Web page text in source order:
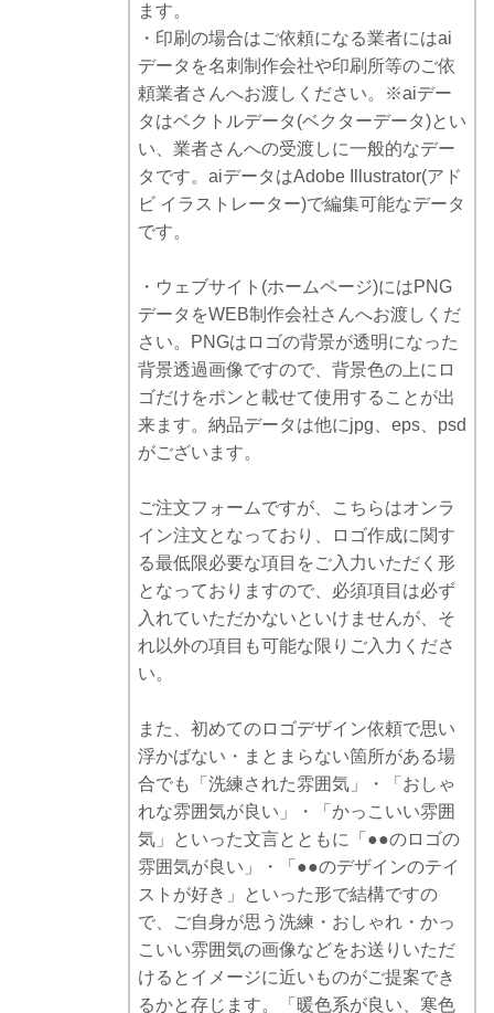
ます。
・印刷の場合はご依頼になる業者にはai
データを名刺制作会社や印刷所等のご依
頼業者さんへお渡しください。※aiデー
タはベクトルデータ(ベクターデータ)とい
い、業者さんへの受渡しに一般的なデー
タです。aiデータはAdobe Illustrator(アド
ビ イラストレーター)で編集可能なデータ
です。
・ウェブサイト(ホームページ)にはPNG
データをWEB制作会社さんへお渡しくだ
さい。PNGはロゴの背景が透明になった
背景透過画像ですので、背景色の上にロ
ゴだけをポンと載せて使用することが出
来ます。納品データは他にjpg、eps、psd
がございます。
ご注文フォームですが、こちらはオンラ
イン注文となっており、ロゴ作成に関す
る最低限必要な項目をご入力いただく形
となっておりますので、必須項目は必ず
入れていただかないといけませんが、そ
れ以外の項目も可能な限りご入力くださ
い。
また、初めてのロゴデザイン依頼で思い
浮かばない・まとまらない箇所がある場
合でも「洗練された雰囲気」・「おしゃ
れな雰囲気が良い」・「かっこいい雰囲
気」といった文言とともに「●●のロゴの
雰囲気が良い」・「●●のデザインのテイ
ストが好き」といった形で結構ですの
で、ご自身が思う洗練・おしゃれ・かっ
こいい雰囲気の画像などをお送りいただ
けるとイメージに近いものがご提案でき
るかと存じます。「暖色系が良い、寒色